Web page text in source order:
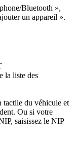
Bluetooth »,
un appareil ».
la liste des
tactile du véhicule et
Ou si votre
saisissez le NIP